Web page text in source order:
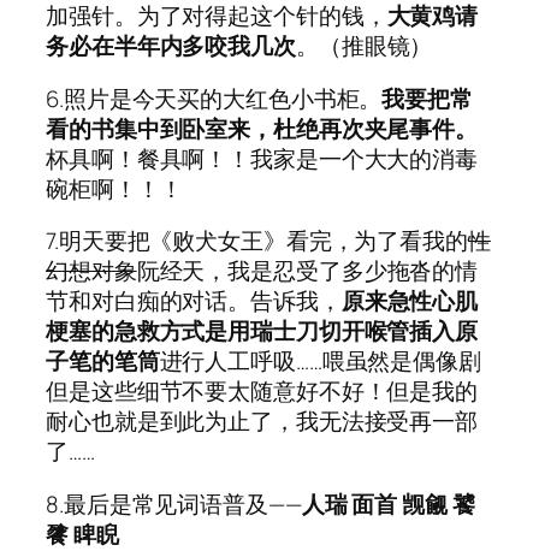
加强针。为了对得起这个针的钱， 大黄鸡请
务必在半年内多咬我几次。（推眼镜）
6.照片是今天买的大红色小书柜。我要把常
看的书集中到卧室来，杜绝再次夹尾事件。
杯具啊！餐具啊！！我家是一个大大的消毒
碗柜啊！！！
7.明天要把《败犬女王》看完，为了看我的性
幻想对象阮经天，我是忍受了多少拖沓的情
节和对白痴的对话。告诉我， 原来急性心肌
梗塞的急救方式是用瑞士刀切开喉管插入原
子笔的笔筒进行人工呼吸……喂虽然是偶像剧
但是这些细节不要太随意好不好！但是我的
耐心也就是到此为止了，我无法接受再一部
了……
8.最后是常见词语普及——人瑞 面首 觊觎 饕
餮 睥睨